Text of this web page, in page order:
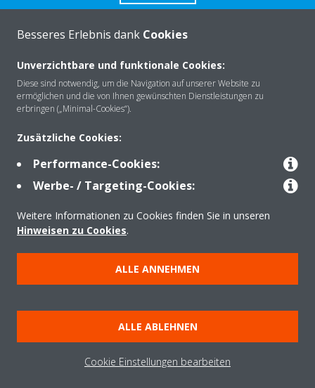
Über Daikin
Kontakt
Produkte
Copyright © Daikin
Impressum
Hinweis zu Cookies
Datenschutzerklärung
Unternehmensethik
AGB
Besseres Erlebnis dank Cookies
Unverzichtbare und funktionale Cookies:
Diese sind notwendig, um die Navigation auf unserer Website zu
ermöglichen und die von Ihnen gewünschten Dienstleistungen zu
erbringen („Minimal-Cookies“).
Zusätzliche Cookies:
Performance-Cookies:
Werbe- / Targeting-Cookies:
Weitere Informationen zu Cookies finden Sie in unseren
Hinweisen zu Cookies.
ALLE ANNEHMEN
ALLE ABLEHNEN
Cookie Einstellungen bearbeiten